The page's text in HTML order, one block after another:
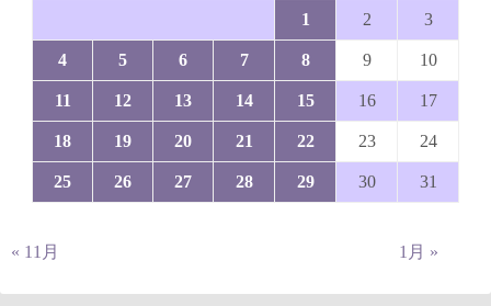
1 2 3
4 5 6 7 8 9 10
11 12 13 14 15 16 17
18 19 20 21 22 23 24
25 26 27 28 29 30 31
« 11月 1月 »